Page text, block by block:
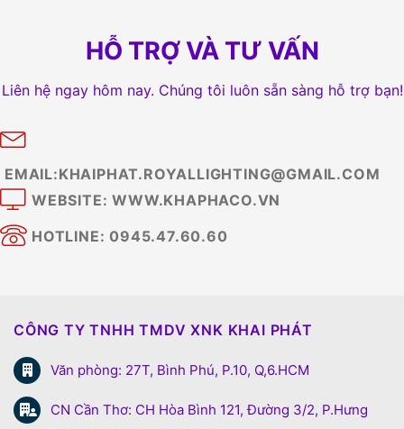
HỖ TRỢ VÀ TƯ VẤN
Liên hệ ngay hôm nay. Chúng tôi luôn sẵn sàng hỗ trợ bạn!
EMAIL:KHAIPHAT.ROYALLIGHTING@GMAIL.COM
WEBSITE: WWW.KHAPHACO.VN
HOTLINE: 0945.47.60.60
CÔNG TY TNHH TMDV XNK KHAI PHÁT
Văn phòng: 27T, Bình Phú, P.10, Q,6.HCM
CN Cần Thơ: CH Hòa Bình 121, Đường 3/2, P.Hưng